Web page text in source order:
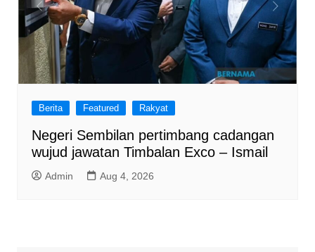
Berita Featured Rakyat
Negeri Sembilan pertimbang cadangan
wujud jawatan Timbalan Exco – Ismail
Admin Aug 4, 2026